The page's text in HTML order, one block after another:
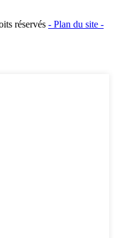
réservés - Plan du site -